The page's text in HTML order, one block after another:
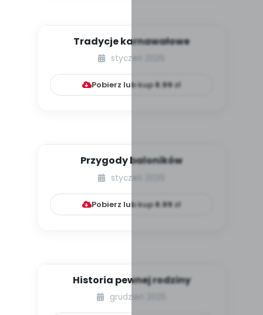
Tradycje karnawałowe
styczeń 2026
Pobierz lub kup8.99 zł
Przygody baloników
styczeń 2026
Pobierz lub kup8.99zł
Historia pewnej rodziny
grudzień 2025